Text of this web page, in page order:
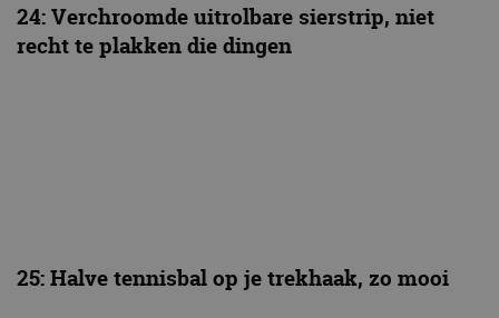
24: Verchroomde uitrolbare sierstrip, niet
recht te plakken die dingen
25: Halve tennisbal op je trekhaak, zo mooi